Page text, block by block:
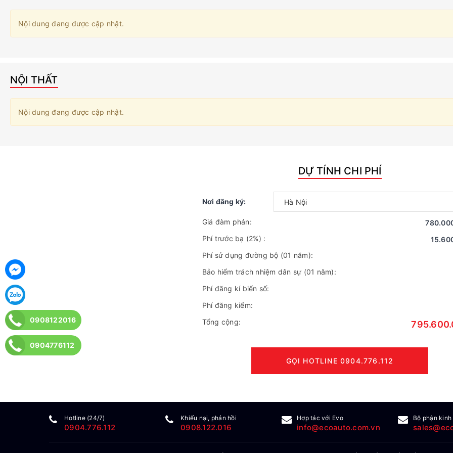
Nội dung đang được cập nhật.
NỘI THẤT
Nội dung đang được cập nhật.
DỰ TÍNH CHI PHÍ
Nơi đăng ký:
Giá đàm phán:
Phí trước bạ (2%) :
Phí sử dụng đường bộ (01 năm):
Bảo hiểm trách nhiệm dân sự (01 năm):
Phí đăng kí biển số:
Phí đăng kiểm:
Tổng cộng:
GỌI HOTLINE 0904.776.112
Hotline (24/7)
0904.776.112
Khiếu nại, phản hồi
0908.122.016
Hợp tác với Evo
info@ecoauto.com.vn
Bộ phận kinh
0908122016
0904776112